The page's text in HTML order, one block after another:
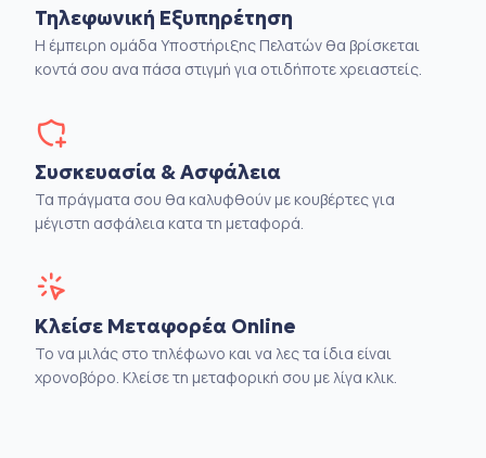
Τηλεφωνική Εξυπηρέτηση
Η έμπειρη ομάδα Υποστήριξης Πελατών θα βρίσκεται
κοντά σου ανα πάσα στιγμή για οτιδήποτε χρειαστείς.
Συσκευασία & Ασφάλεια
Τα πράγματα σου θα καλυφθούν με κουβέρτες για
μέγιστη ασφάλεια κατα τη μεταφορά.
Κλείσε Μεταφορέα Online
Το να μιλάς στο τηλέφωνο και να λες τα ίδια είναι
χρονοβόρο. Κλείσε τη μεταφορική σου με λίγα κλικ.